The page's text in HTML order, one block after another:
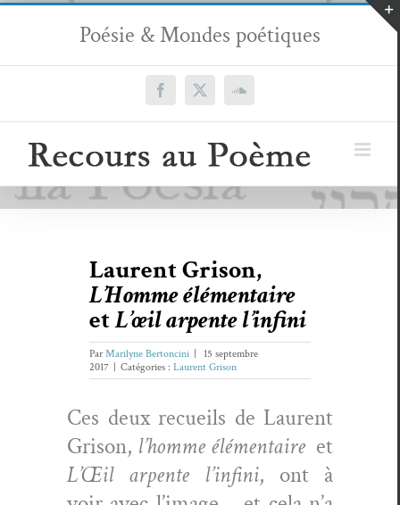
Passer
contenu
Poésie & Mondes poétiques
Facebook
X SoundCloud
Laurent Grison,
L’Homme élémentaire
etL’œil arpente l’infini
ParMarilyne Bertoncini
15 septembre
2017
Catégories : Laurent Grison
Ces deux recueils de Lau­rent
Gri­son, l’homme élé­men­taire et
L’Œil arpente l’in­fi­ni, ont à